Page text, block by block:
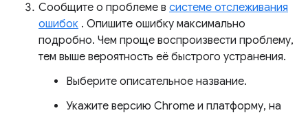
Сообщите о проблеме в системе отслеживания
ошибок . Опишите ошибку максимально
подробно. Чем проще воспроизвести проблему,
тем выше вероятность её быстрого устранения.
Выберите описательное название.
Укажите версию Chrome и платформу, на